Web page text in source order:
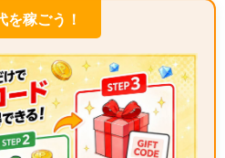
稼ごう！